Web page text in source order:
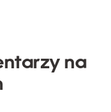
na